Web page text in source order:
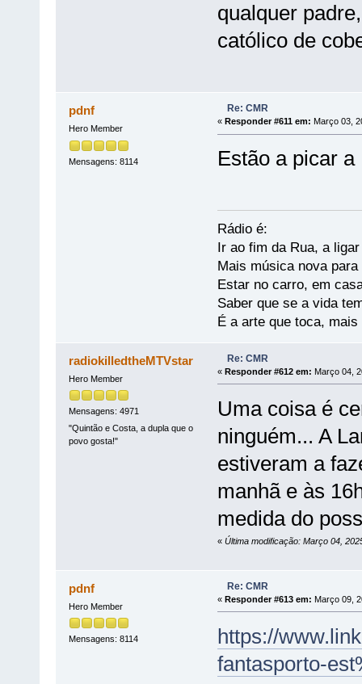
qualquer
católico de
pdnf
Hero Member
Mensagens: 8114
Re: CMR
« Responder #611 em: Março 03,
Estão a picar
Rádio é:
Ir ao fim da Rua, a
Mais música nova
Estar no carro, em
Saber que se a vida
É a arte que toca,
radiokilledtheMTVstar
Hero Member
Mensagens: 4971
"Quintão e Costa, a dupla que o
povo gosta!"
Re: CMR
« Responder #612 em: Março 04,
Uma coisa é
ninguém... A
estiveram a
manhã e às
medida do
« Última modificação: Março 04,
pdnf
Hero Member
Mensagens: 8114
Re: CMR
« Responder #613 em: Março 09,
https://
fantasporto-